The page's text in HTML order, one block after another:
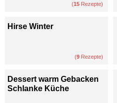
(15 Rezepte)
Hirse Winter
(9 Rezepte)
Dessert warm Gebacken
Schlanke Küche